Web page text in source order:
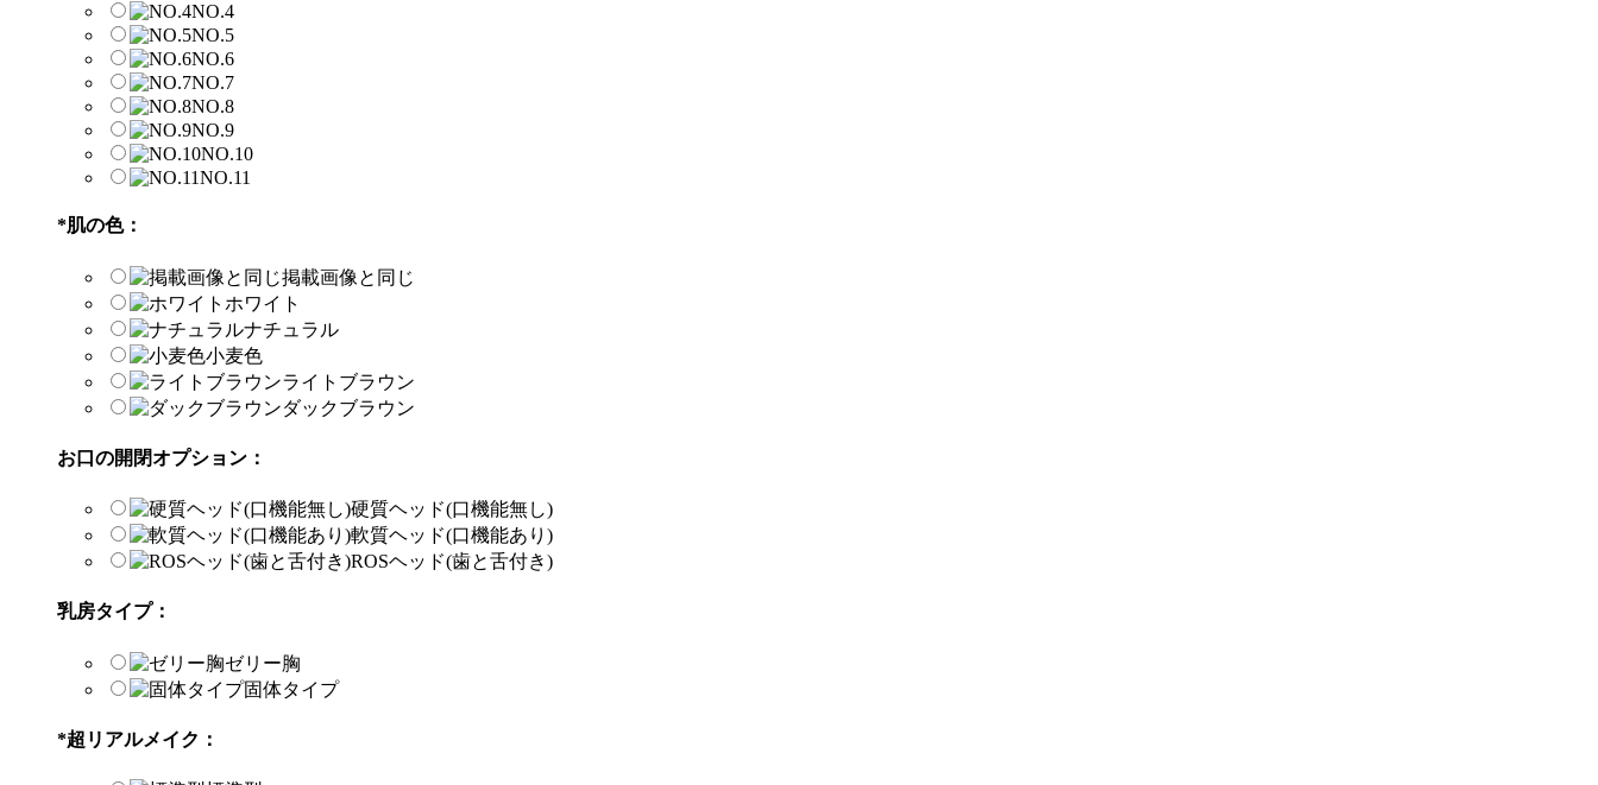
NO.4
NO.5
NO.6
NO.7
NO.8
NO.9
NO.10
NO.11
*肌の色：
掲載画像と同じ
ホワイト
ナチュラル
小麦色
ライトブラウン
ダックブラウン
お口の開閉オプション：
硬質ヘッド(口機能無し)
軟質ヘッド(口機能あり)
ROSヘッド(歯と舌付き)
乳房タイプ：
ゼリー胸
固体タイプ
*超リアルメイク：